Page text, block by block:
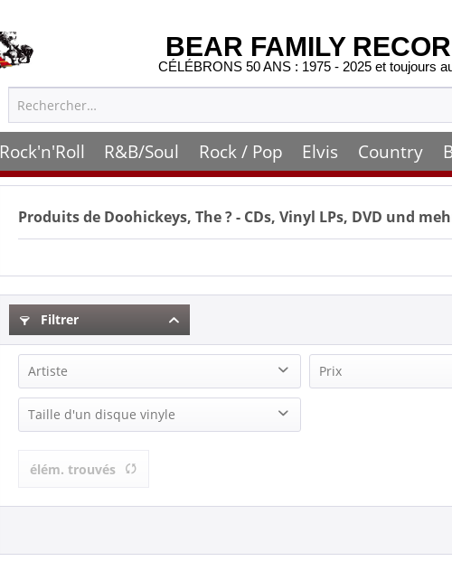
BEAR FAMILY
CÉLÉBRONS 50 ANS : 1975 - 2025 et toujours
Rock'n'Roll R&B/Soul Rock / Pop Elvis Country
Produits de Doohickeys, The? - CDs, Vinyl LPs, DVD und
Filtrer
Artiste
The Doohickeys (2)
Prix
Taille d'un disque vinyle
élém. trouvés